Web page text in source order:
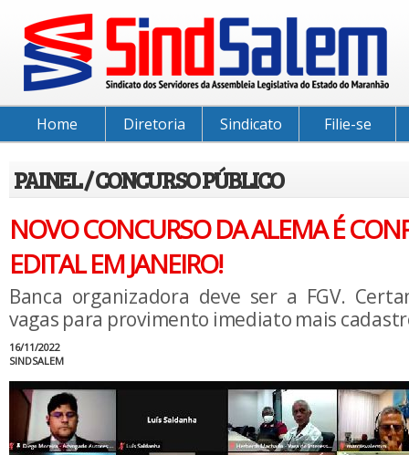
Home Diretoria Sindicato Filie-se
PAINEL / CONCURSO PÚBLICO
NOVO CONCURSO DA ALEMA É
EDITAL EM JANEIRO!
Banca organizadora deve ser a FGV.
vagas para provimento imediato mais
16/11/2022
SINDSALEM